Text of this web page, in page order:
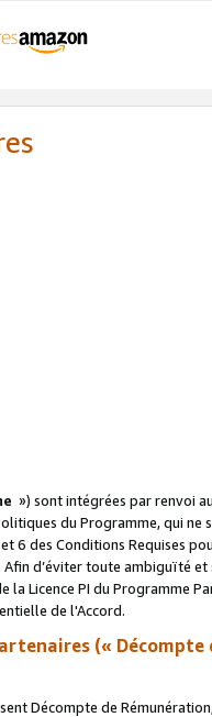
») sont intégrées par renvoi
du Programme, qui
des Conditions Requises
d’éviter toute ambiguïté
Licence PI du Programme
de l'Accord.
(« Décompte
Décompte de